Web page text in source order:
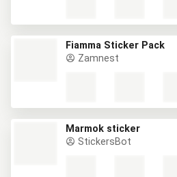
Fiamma Sticker Pack
Zamnest
Marmok sticker
StickersBot